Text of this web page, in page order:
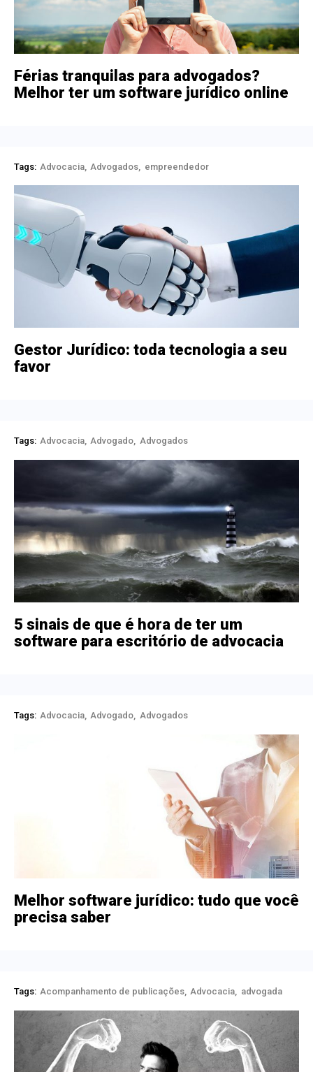
Férias tranquilas para advogados?
Melhor ter um software jurídico online
Tags: Advocacia Advogados empreendedor
Gestor Jurídico: toda tecnologia a seu
favor
Tags: Advocacia Advogado Advogados
5 sinais de que é hora de ter um
software para escritório de advocacia
Tags: Advocacia Advogado Advogados
Melhor software jurídico: tudo que você
precisa saber
Tags: Acompanhamento de publicações Advocacia advogada